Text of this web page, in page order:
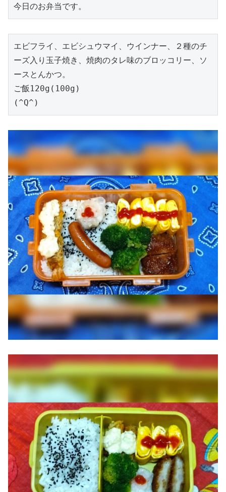
今日のお弁当です。
エビフライ、エビシュウマイ、ウインナー、２種のチ
ーズ入り玉子焼き、焼肉のタレ味のブロッコリー、ソ
ースとんかつ。
ご飯120g(100g)
(^Q^)